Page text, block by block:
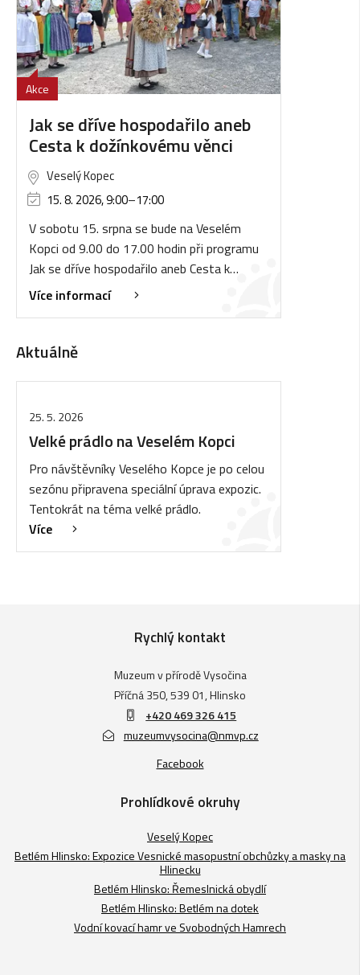
Akce
Jak se dříve hospodařilo aneb
Cesta k dožínkovému věnci
Veselý Kopec
15. 8. 2026, 9:00–17:00
V sobotu 15. srpna se bude na Veselém
Kopci od 9.00 do 17.00 hodin při programu
Jak se dříve hospodařilo aneb Cesta k…
Více informací
Aktuálně
25. 5. 2026
Velké prádlo na Veselém Kopci
Pro návštěvníky Veselého Kopce je po celou
sezónu připravena speciální úprava expozic.
Tentokrát na téma velké prádlo.
Více
Rychlý kontakt
Muzeum v přírodě Vysočina
Příčná 350, 539 01, Hlinsko
+420 469 326 415
muzeumvysocina@nmvp.cz
Facebook
Prohlídkové okruhy
Veselý Kopec
Betlém Hlinsko: Expozice Vesnické masopustní obchůzky a masky na
Hlinecku
Betlém Hlinsko: Řemeslnická obydlí
Betlém Hlinsko: Betlém na dotek
Vodní kovací hamr ve Svobodných Hamrech